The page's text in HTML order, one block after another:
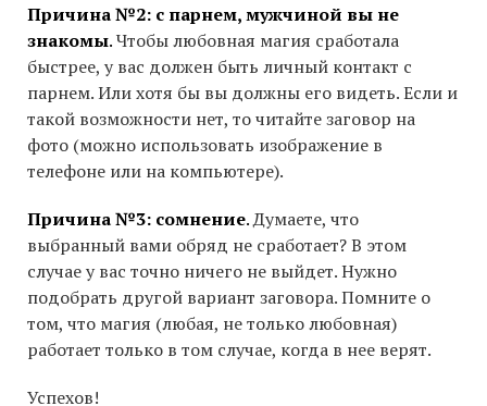
Причина №2: с парнем, мужчиной вы не
знакомы.Чтобы любовная магия сработала
быстрее, у вас должен быть личный контакт с
парнем. Или хотя бы вы должны его видеть. Если и
такой возможности нет, то читайте заговор на
фото (можно использовать изображение в
телефоне или на компьютере).
Причина №3: сомнение.Думаете, что
выбранный вами обряд не сработает? В этом
случае у вас точно ничего не выйдет. Нужно
подобрать другой вариант заговора. Помните о
том, что магия (любая, не только любовная)
работает только в том случае, когда в нее верят.
Успехов!